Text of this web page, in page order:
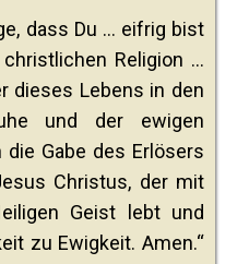
dass Du ... eifrig bist
Religion ...
dieses Lebens in den
und der ewigen
Gabe des Erlösers
Christus, der mit
Geist lebt und
zu Ewigkeit. Amen.“